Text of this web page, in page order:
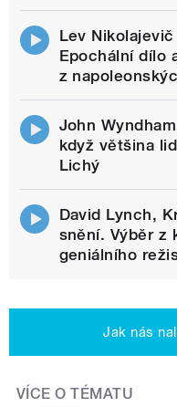
Lev
Epochální dílo
z
John
když většina
Lichý
David Lynch,
snění. Výběr z
geniálního
Jak nás
VÍCE O TÉMATU